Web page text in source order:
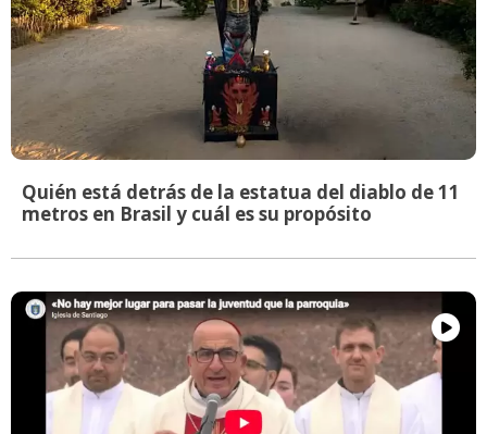
Quién está detrás de la estatua del diablo de 11
metros en Brasil y cuál es su propósito